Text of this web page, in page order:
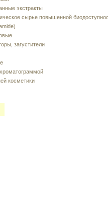
экстракты
сырье повышенной
загустители
косметики